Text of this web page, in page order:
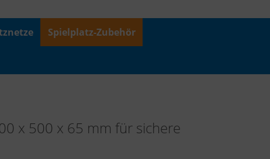
Spielplatz-Zubehör
x 500 x 65 mm für sichere